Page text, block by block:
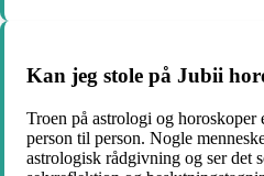
Kan jeg stole på Jubii
Troen på astrologi og
person til person. Nogle
astrologisk rådgivning og ser